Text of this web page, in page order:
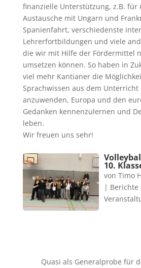
finanzielle Unterstützung, z.B. für
Austausche mit Ungarn und
Spanienfahrt, verschiedenste
Lehrerfortbildungen und viele
die wir mit Hilfe der Fördermittel
umsetzen können. So haben in
viel mehr Kantianer die
Sprachwissen aus dem Unterricht
anzuwenden, Europa und den
Gedanken kennenzulernen und
leben.
Wir freuen uns sehr!
10.
von Timo
| Berichte
Quasi als Generalprobe für